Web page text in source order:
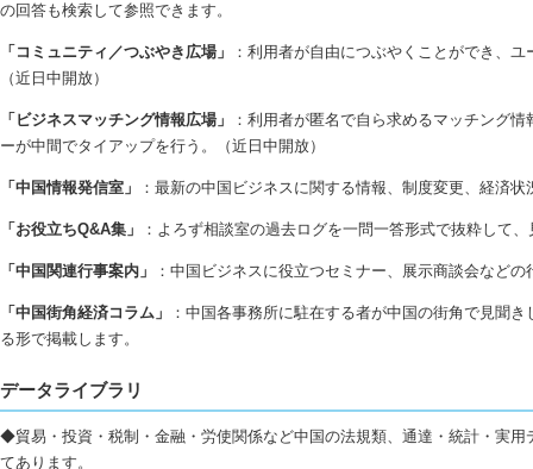
の回答も検索して参照できます。
「コミュニティ／つぶやき広場」
：利用者が自由につぶやくことができ、
（近日中開放）
「ビジネスマッチング情報広場」
：利用者が匿名で自ら求めるマッチング
ーが中間でタイアップを行う。（近日中開放）
「中国情報発信室」 ：最新の中国ビジネスに関する情報、制度変更、経済
「お役立ちQ&A集」 ：よろず相談室の過去ログを一問一答形式で抜粋して
「中国関連行事案内」 ：中国ビジネスに役立つセミナー、展示商談会など
「中国街角経済コラム」
：中国各事務所に駐在する者が中国の街角で見聞
る形で掲載します。
データライブラリ
◆貿易・投資・税制・金融・労使関係など中国の法規類、通達・統計・実用
てあります。